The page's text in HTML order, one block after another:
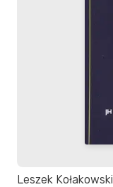
Leszek Kołakowski